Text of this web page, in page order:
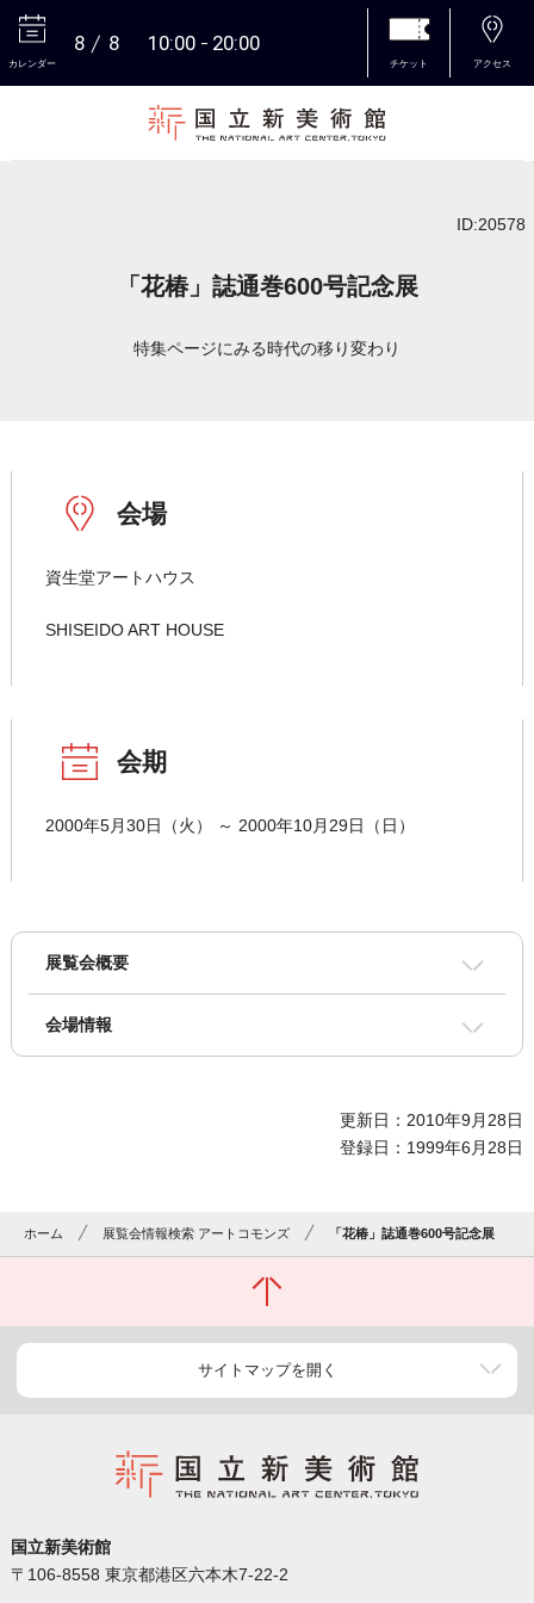
カレンダー
8 8 10:00 20:00
チケット アクセス
ID:20578
「花椿」誌通巻600号記念展
特集ページにみる時代の移り変わり
会場
資生堂アートハウス
SHISEIDO ART HOUSE
会期
2000年5月30日（火） ～ 2000年10月29日（日）
展覧会概要
会場情報
更新日：2010年9月28日
登録日：1999年6月28日
ホーム 展覧会情報検索 アートコモンズ 「花椿」誌通巻600号記念展
サイトマップを開く
国立新美術館
〒106-8558 東京都港区六本木7-22-2